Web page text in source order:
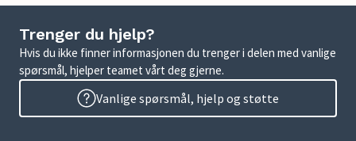
Trenger du hjelp?
Hvis du ikke finner informasjonen du trenger i delen med vanlige
spørsmål, hjelper teamet vårt deg gjerne.
Vanlige spørsmål, hjelp og støtte